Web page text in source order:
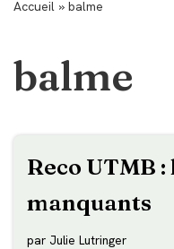
Accueil » balme
balme
Reco UTMB
manquants
par Julie Lutringer